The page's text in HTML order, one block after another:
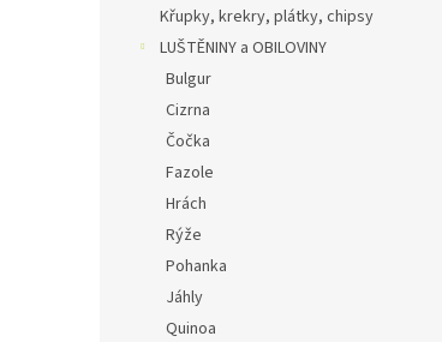
Křupky, krekry, plátky, chipsy
LUŠTĚNINY a OBILOVINY
Bulgur
Cizrna
Čočka
Fazole
Hrách
Rýže
Pohanka
Jáhly
Quinoa